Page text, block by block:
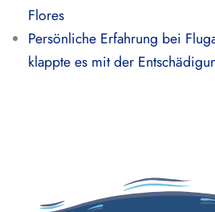
Flores
Persönliche Erfahrung bei
klappte es mit der